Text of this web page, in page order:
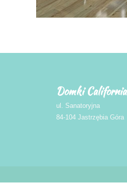
Domki California
ul. Sanatoryjna
84-104 Jastrzębia Góra